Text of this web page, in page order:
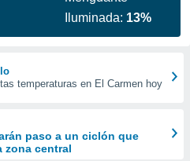
Iluminada: 13%
temperaturas en El Carmen hoy
paso a un ciclón que
zona central